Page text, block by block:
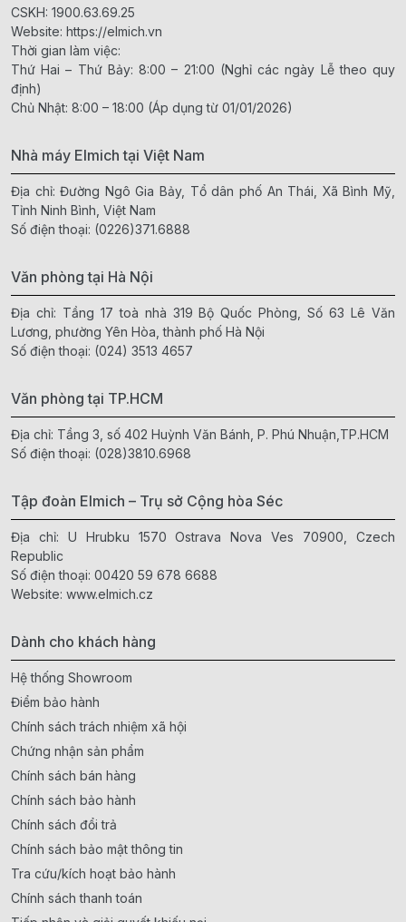
CSKH: 1900.63.69.25
Website: https://elmich.vn
Thời gian làm việc:
Thứ Hai – Thứ Bảy: 8:00 – 21:00 (Nghỉ các ngày Lễ theo quy
định)
Chủ Nhật: 8:00 – 18:00 (Áp dụng từ 01/01/2026)
Nhà máy Elmich tại Việt Nam
Địa chỉ: Đường Ngô Gia Bảy, Tổ dân phố An Thái, Xã Bình Mỹ,
Tỉnh Ninh Bình, Việt Nam
Số điện thoại: (0226)371.6888
Văn phòng tại Hà Nội
Địa chỉ: Tầng 17 toà nhà 319 Bộ Quốc Phòng, Số 63 Lê Văn
Lương, phường Yên Hòa, thành phố Hà Nội
Số điện thoại: (024) 3513 4657
Văn phòng tại TP.HCM
Địa chỉ: Tầng 3, số 402 Huỳnh Văn Bánh, P. Phú Nhuận,TP.HCM
Số điện thoại: (028)3810.6968
Tập đoàn Elmich – Trụ sở Cộng hòa Séc
Địa chỉ: U Hrubku 1570 Ostrava Nova Ves 70900, Czech
Republic
Số điện thoại: 00420 59 678 6688
Website: www.elmich.cz
Dành cho khách hàng
Hệ thống Showroom
Điểm bảo hành
Chính sách trách nhiệm xã hội
Chứng nhận sản phẩm
Chính sách bán hàng
Chính sách bảo hành
Chính sách đổi trả
Chính sách bảo mật thông tin
Tra cứu/kích hoạt bảo hành
Chính sách thanh toán